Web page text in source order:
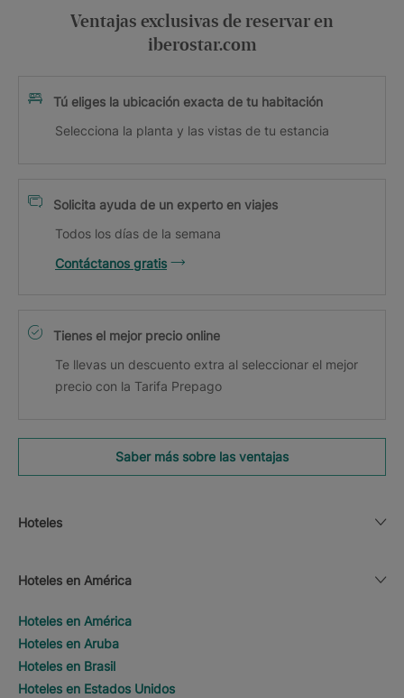
Ventajas exclusivas de reservar en
iberostar.com
Tú eliges la ubicación exacta de tu habitación
Selecciona la planta y las vistas de tu estancia
Solicita ayuda de un experto en viajes
Todos los días de la semana
Contáctanos gratis
Tienes el mejor precio online
Te llevas un descuento extra al seleccionar el mejor
precio con la Tarifa Prepago
Saber más sobre las ventajas
Hoteles
Hoteles en América
Hoteles en América
Hoteles en Aruba
Hoteles en Brasil
Hoteles en Estados Unidos